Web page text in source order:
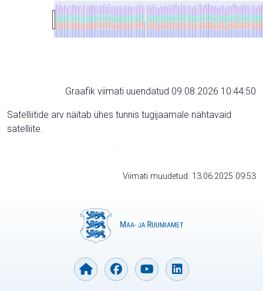
Graafik viimati uuendatud 09.08.2026 10:44:50
Satelliitide arv näitab ühes tunnis tugijaamale nähtavaid
satelliite.
Viimati muudetud: 13.06.2025 09:53